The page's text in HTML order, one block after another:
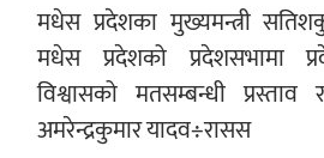
एम्बुलेन्सको
बलियो र जीवन्त
हिस्सा : नियोग
मधेस प्रदेशका मुख्यमन्त्री
मधेस प्रदेशको प्रदेशसभामा
विश्वासको मतसम्बन्धी
अमरेन्द्रकुमार यादव÷रासस